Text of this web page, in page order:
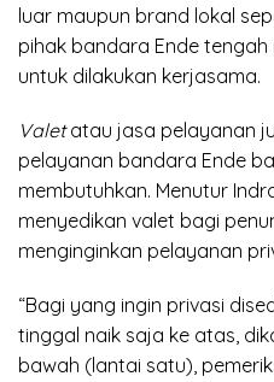
luar maupun brand lokal
pihak bandara Ende tengah
untuk dilakukan kerjasama.
Valetatau jasa pelayanan
pelayanan bandara Ende
membutuhkan. Menutur
menyedikan valet bagi
menginginkan pelayanan
“Bagi yang ingin privasi
tinggal naik saja ke atas,
bawah (lantai satu),